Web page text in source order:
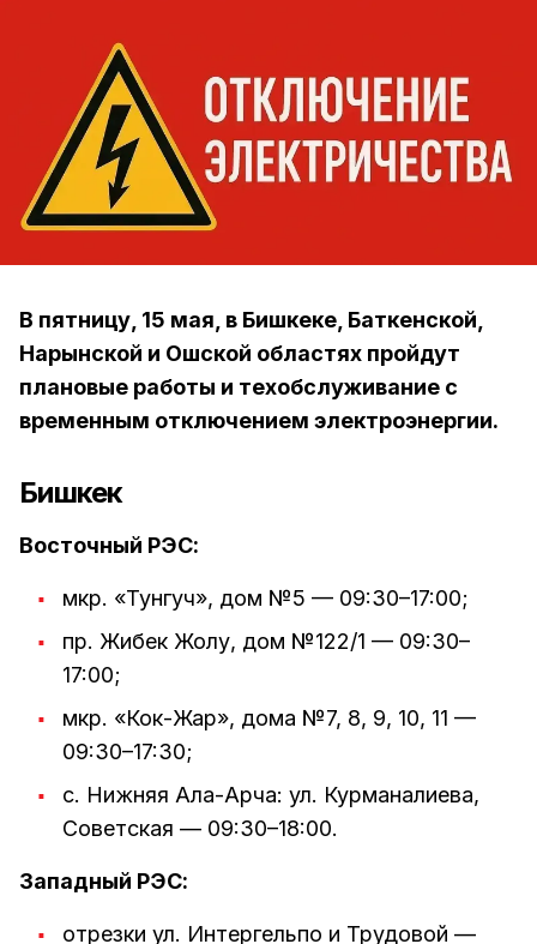
В пятницу, 15 мая, в Бишкеке, Баткенской,
Нарынской и Ошской областях пройдут
плановые работы и техобслуживание с
временным отключением электроэнергии.
Бишкек
Восточный РЭС:
мкр. «Тунгуч», дом №5 — 09:30–17:00;
пр. Жибек Жолу, дом №122/1 — 09:30–
17:00;
мкр. «Кок-Жар», дома №7, 8, 9, 10, 11 —
09:30–17:30;
с. Нижняя Ала-Арча: ул. Курманалиева,
Советская — 09:30–18:00.
Западный РЭС:
отрезки ул. Интергельпо и Трудовой —